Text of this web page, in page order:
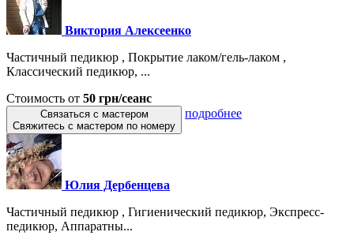
Виктория Алексеенко
Частичный педикюр , Покрытие лаком/гель-лаком ,
Классический педикюр, ...
Стоимость от 50 грн/сеанс
Связаться с мастером
Свяжитесь с мастером по номеру
подробнее
Юлия Дербенцева
Частичный педикюр , Гигиенический педикюр, Экспресс-
педикюр, Аппаратны...